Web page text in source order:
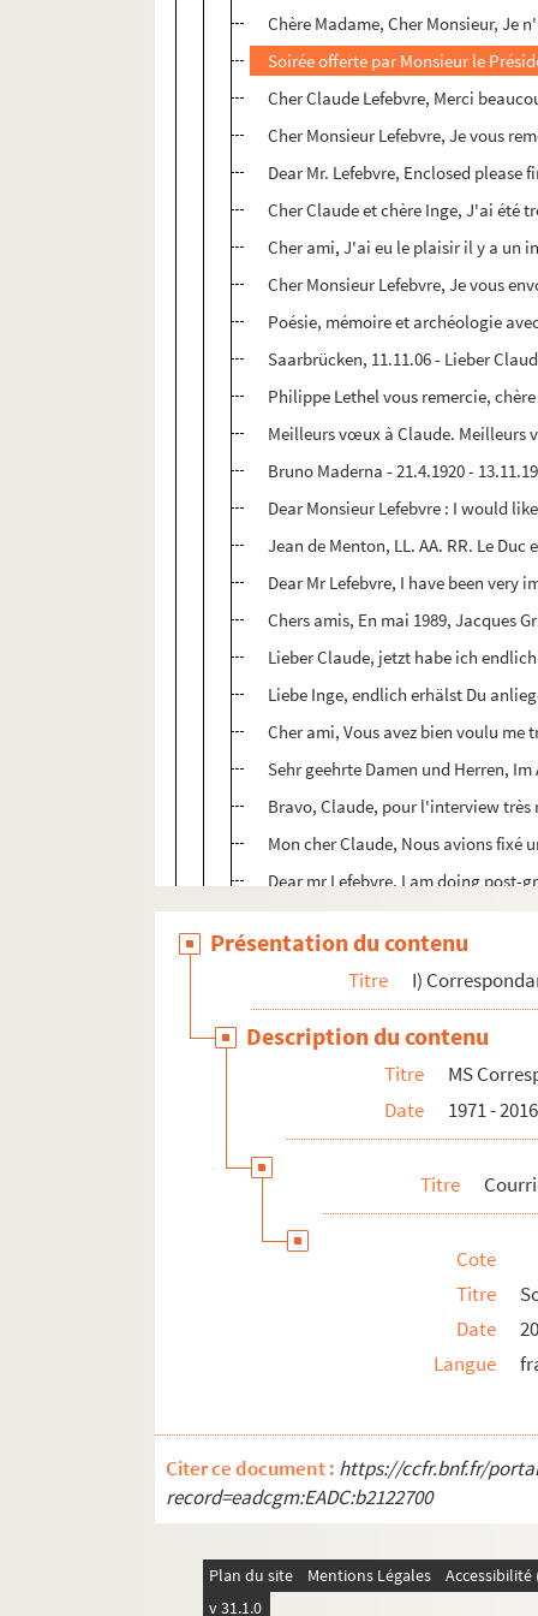
Chère Madame, Cher Monsieur, Je
Soirée offerte par Monsieur le
Cher Claude Lefebvre, Merci
Cher Monsieur Lefebvre, Je vous
Dear Mr. Lefebvre, Enclosed
Cher Claude et chère Inge, J'ai été
Cher ami, J'ai eu le plaisir il y a un
Cher Monsieur Lefebvre, Je vous
Poésie, mémoire et archéologie
Saarbrücken, 11.11.06 - Lieber
Philippe Lethel vous remercie,
Meilleurs vœux à Claude. Meilleurs
Bruno Maderna - 21.4.1920 -
Dear Monsieur Lefebvre : I would
Jean de Menton, LL. AA. RR. Le Duc
Dear Mr Lefebvre, I have been very
Chers amis, En mai 1989, Jacques
Lieber Claude, jetzt habe ich
Liebe Inge, endlich erhälst Du
Cher ami, Vous avez bien voulu me
Sehr geehrte Damen und Herren,
Bravo, Claude, pour l'interview très
Mon cher Claude, Nous avions fixé
Dear mr Lefebvre, I am doing post-
Monsieur, Je reviens vers vous dans
Monsieur, Je fais suite à notre
Lieber Herr Lefebvre, es gibt nicht
Cher Claude, J'espère que cette
Queridos amigos / Dear Friends,
Lieber Claude, Wie geht es Dir, Euch
Chers amis compositeurs, Dans le
Mon cher Claude, Pardon pour le
Cher Claude Lefebvre, Votre
A mon très cher Maître, Un
Avis d'échéance des cotisations
De Ravello où Wagner écrivit
Cher Monsieur, Je saisis l'occasion
Des paysages et des architectes,
Je vous prie de bien vouloir noter
Sehr geehrter Herr Lefebvre ! Wie
Présentation du contenu
Titre I)
Description du contenu
Titre
MS
Date
1971 - 2016
Titre
Cote
Titre
Date
Langue
Citer ce document : https://ccfr.bnf.fr/
record=eadcgm:EADC:b2122700
Plan du site Mentions Légales
v 31.1.0